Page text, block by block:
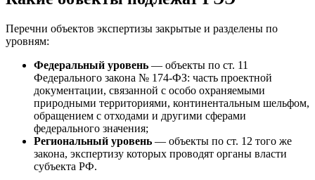
Перечни объектов экспертизы закрытые и разделены по
уровням:
Федеральный уровень — объекты по ст. 11
Федерального закона № 174-ФЗ: часть проектной
документации, связанной с особо охраняемыми
природными территориями, континентальным шельфом,
обращением с отходами и другими сферами
федерального значения;
Региональный уровень — объекты по ст. 12 того же
закона, экспертизу которых проводят органы власти
субъекта РФ.